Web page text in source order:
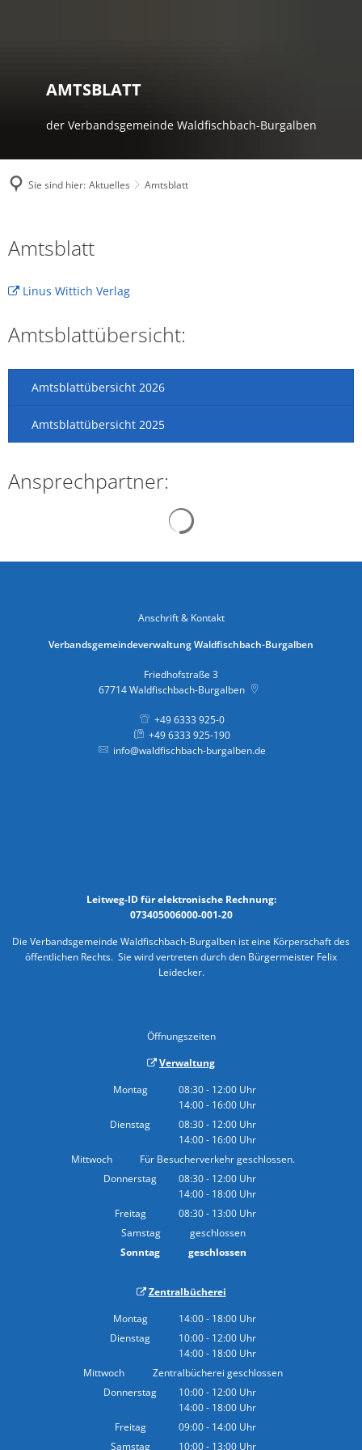
AMTSBLATT
der Verbandsgemeinde Waldfischbach-Burgalben
Sie sind hier: Aktuelles Amtsblatt
Amtsblatt
Linus Wittich Verlag
Amtsblattübersicht:
Amtsblattübersicht 2026
Amtsblattübersicht 2025
Ansprechpartner:
Anschrift & Kontakt
Verbandsgemeindeverwaltung Waldfischbach-Burgalben
Friedhofstraße 3
67714 Waldfischbach-Burgalben
+49 6333 925-0
+49 6333 925-190
info@waldfischbach-burgalben.de
Leitweg-ID für elektronische Rechnung:
073405006000-001-20
Die Verbandsgemeinde Waldfischbach-Burgalben ist eine Körperschaft des
öffentlichen Rechts. Sie wird vertreten durch den Bürgermeister Felix
Leidecker.
Öffnungszeiten
Verwaltung
Montag
08:30- 12:00 Uhr
Von 08:30 bis 12:00 Uhr
14:00- 16:00 Uhr
Von 14:00 bis 16:00 Uhr
Dienstag 08:30- 12:00 Uhr
Von 08:30 bis 12:00 Uhr
14:00- 16:00 Uhr
Von 14:00 bis 16:00 Uhr
Mittwoch
Für Besucherverkehr geschlossen.
Donnerstag
08:30- 12:00 Uhr
Von 08:30 bis 12:00 Uhr
14:00- 18:00 Uhr
Von 14:00 bis 18:00 Uhr
Freitag 08:30- 13:00 Uhr
Von 08:30 bis 13:00 Uhr
Samstag
geschlossen
Sonntag
geschlossen
Zentralbücherei
Montag
14:00- 18:00 Uhr
Von 14:00 bis 18:00 Uhr
Dienstag 10:00- 12:00 Uhr
Von 10:00 bis 12:00 Uhr
14:00- 18:00 Uhr
Von 14:00 bis 18:00 Uhr
Mittwoch
Zentralbücherei geschlossen
Donnerstag
10:00- 12:00 Uhr
Von 10:00 bis 12:00 Uhr
14:00- 18:00 Uhr
Von 14:00 bis 18:00 Uhr
Freitag 09:00- 14:00 Uhr
Von 09:00 bis 14:00 Uhr
Samstag 10:00- 13:00 Uhr